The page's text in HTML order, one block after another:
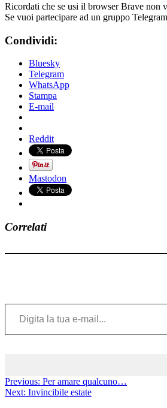
Ricordati che se usi il browser Brave non
Se vuoi partecipare ad un gruppo
Condividi:
Bluesky
Telegram
WhatsApp
Stampa
E-mail
Reddit
Mastodon
Correlati
Digita la tua e-mail...
Previous: Per amare qualcuno…
Next: Invincibile estate